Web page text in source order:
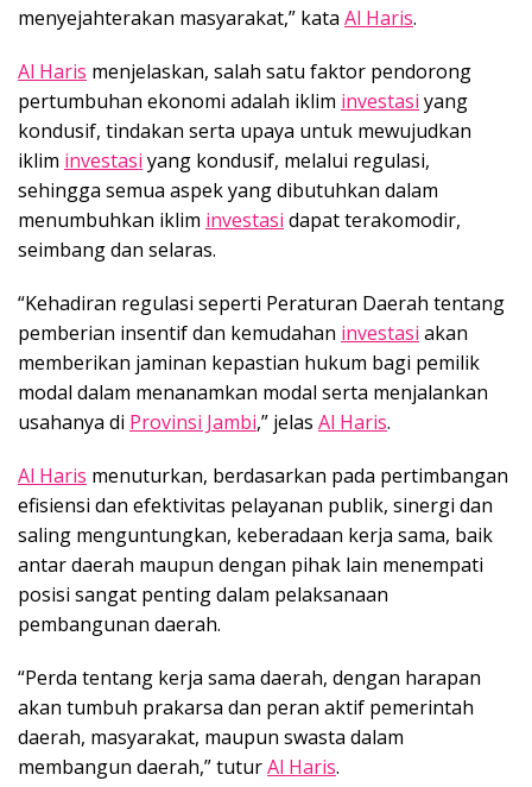
menyejahterakan masyarakat,” kata Al Haris.
Al Haris menjelaskan, salah satu faktor pendorong
pertumbuhan ekonomi adalah iklim investasi yang
kondusif, tindakan serta upaya untuk mewujudkan
iklim investasi yang kondusif, melalui regulasi,
sehingga semua aspek yang dibutuhkan dalam
menumbuhkan iklim investasi dapat terakomodir,
seimbang dan selaras.
“Kehadiran regulasi seperti Peraturan Daerah tentang
pemberian insentif dan kemudahan investasi akan
memberikan jaminan kepastian hukum bagi pemilik
modal dalam menanamkan modal serta menjalankan
usahanya di Provinsi Jambi,” jelas Al Haris.
Al Haris menuturkan, berdasarkan pada pertimbangan
efisiensi dan efektivitas pelayanan publik, sinergi dan
saling menguntungkan, keberadaan kerja sama, baik
antar daerah maupun dengan pihak lain menempati
posisi sangat penting dalam pelaksanaan
pembangunan daerah.
“Perda tentang kerja sama daerah, dengan harapan
akan tumbuh prakarsa dan peran aktif pemerintah
daerah, masyarakat, maupun swasta dalam
membangun daerah,” tuturAl Haris.